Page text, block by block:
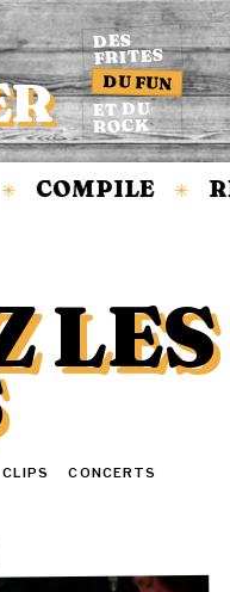
DES
FRITES
DU FUN
ET DU
ROCK
✳ COMPILE ✳
LES
CLIPS CONCERTS